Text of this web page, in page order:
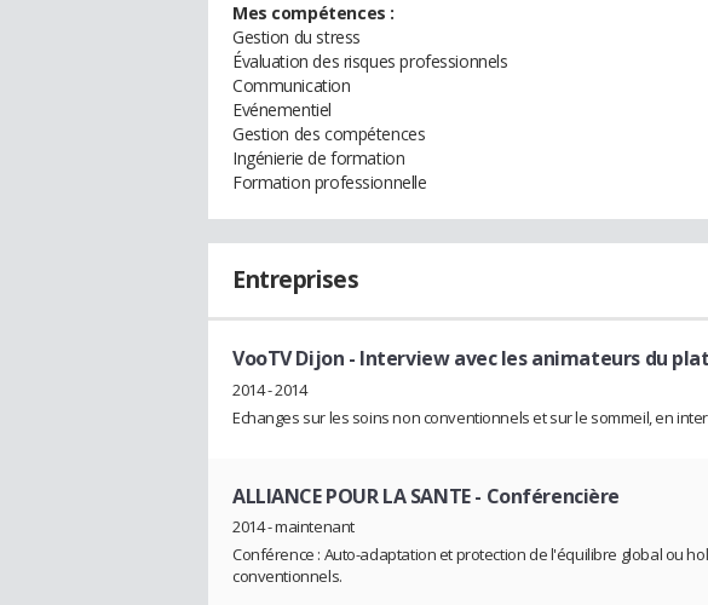
Mes compétences :
Gestion du stress
Évaluation des risques professionnels
Communication
Evénementiel
Gestion des compétences
Ingénierie de formation
Formation professionnelle
Entreprises
VooTV Dijon - Interview avec les animateurs du
2014 - 2014
Echanges sur les soins non conventionnels et sur le sommeil, en
ALLIANCE POUR LA SANTE- Conférencière
2014 - maintenant
Conférence : Auto-adaptation et protection de l'équilibre global ou
conventionnels.